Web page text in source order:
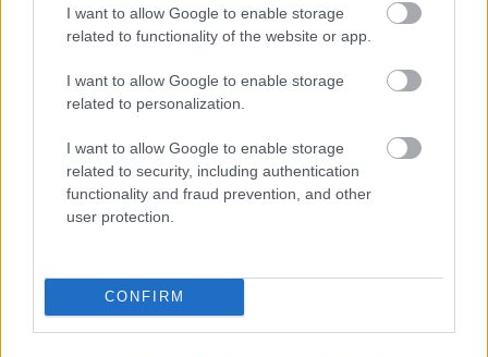
I want to allow Google to enable storage
related to functionality of the website or app.
I want to allow Google to enable storage
related to personalization.
I want to allow Google to enable storage
related to security, including authentication
functionality and fraud prevention, and other
user protection.
CONFIRM
BEST OFINTERNET